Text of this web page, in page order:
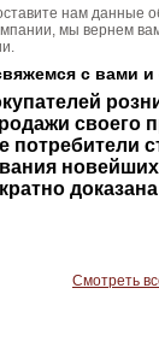
нам данные
мы вернем
с вами
своего
доказана
Смотреть